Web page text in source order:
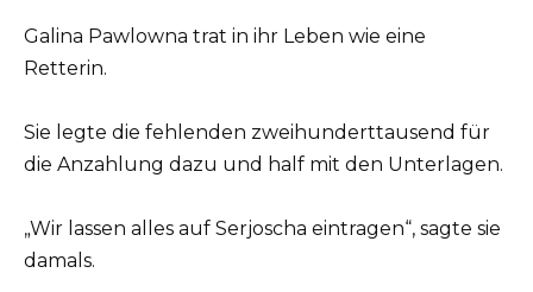
Galina Pawlowna trat in ihr Leben wie eine
Retterin.
Sie legte die fehlenden zweihunderttausend für
die Anzahlung dazu und half mit den Unterlagen.
„Wir lassen alles auf Serjoscha eintragen“, sagte sie
damals.